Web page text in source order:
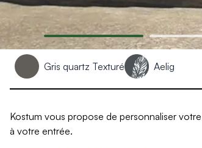
Produits > Produits par collection >
Produits > Coloris et décors > Coloris
Produits > Coloris et décors > Coloris
Produits > Coloris et décors > Essences
Produits > Coloris et décors > Coloris
Produits > Coloris et décors > Décors
Produits > Options > Domotique
Produits > Options > Boite à colis
Gris quartz Texturé Aelig
Kostum vous propose de personnaliser
à votre entrée.